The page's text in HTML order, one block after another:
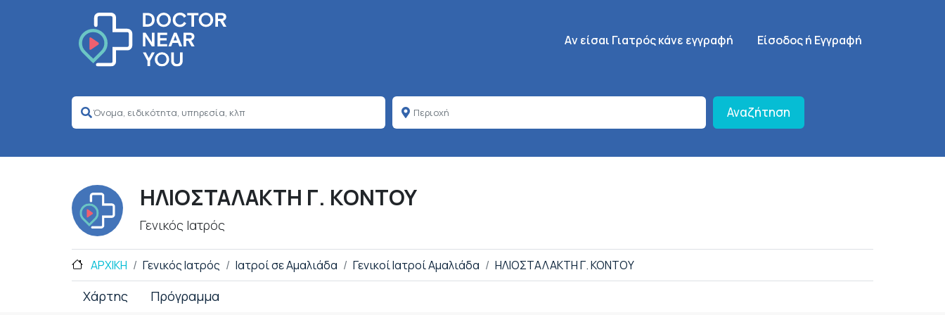
Κεντρική πλοήγηση
Aν είσαι Γιατρός κάνε εγγραφή SignUp Menu
Είσοδος ή Εγγραφή
Αναζήτηση
ΗΛΙΟΣΤΑΛΑΚΤΗ Γ. ΚΟΝΤΟΥ
Γενικός Ιατρός
ΑΡΧΙΚΗ Γενικός Ιατρός Ιατροί σε Αμαλιάδα Γενικοί Ιατροί Αμαλιάδα ΗΛΙΟΣΤΑΛΑΚΤΗ Γ. ΚΟΝΤΟΥ
Χάρτης Πρόγραμμα